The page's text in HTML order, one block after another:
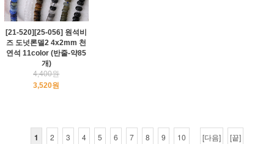
[21-520][25-056] 원석비
즈 도넛론델2 4x2mm 천
연석 11color (반줄-약85
개)
4,400원
3,520원
1 2 3 4 5 6 7 8 9 10 [다음] [끝]